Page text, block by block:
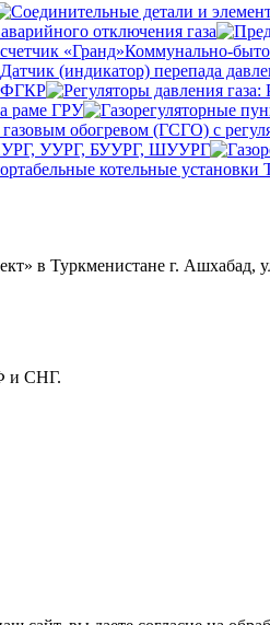
отключения газа
Коммунально-
Датчик (индикатор) перепада
ФГКР
раме ГРУ
газовым обогревом (ГСГО) с
ПУРГ, УУРГ, БУУРГ, ШУУРГ
котельные
в Туркменистане г. Ашхабад,
и СНГ.